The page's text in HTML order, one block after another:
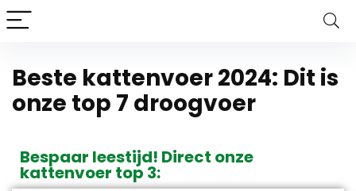
Beste kattenvoer 2024: Dit is
onze top 7 droogvoer
Bespaar leestijd! Direct onze
kattenvoer top 3: